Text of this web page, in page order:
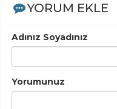
YORUM EKLE
Adınız Soyadınız
Yorumunuz